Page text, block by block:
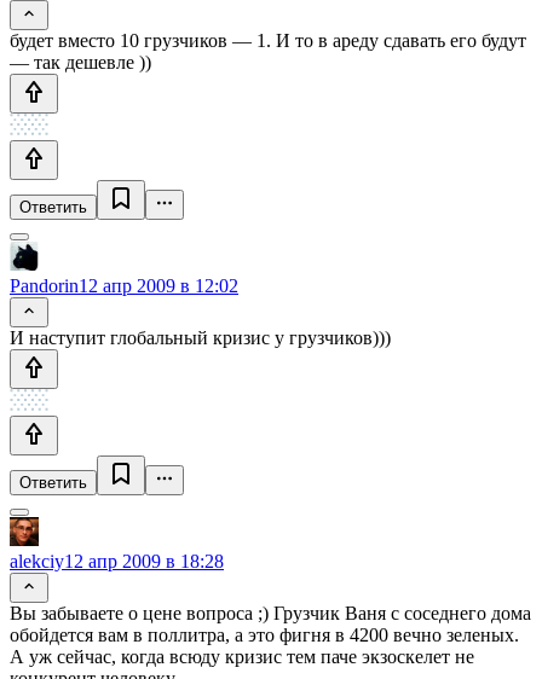
будет вместо 10 грузчиков — 1. И то в ареду сдавать его будут
— так дешевле ))
Ответить
Pandorin12 апр 2009 в 12:02
И наступит глобальный кризис у грузчиков)))
Ответить
alekciy12 апр 2009 в 18:28
Вы забываете о цене вопроса ;) Грузчик Ваня с соседнего дома
обойдется вам в поллитра, а это фигня в 4200 вечно зеленых.
А уж сейчас, когда всюду кризис тем паче экзоскелет не